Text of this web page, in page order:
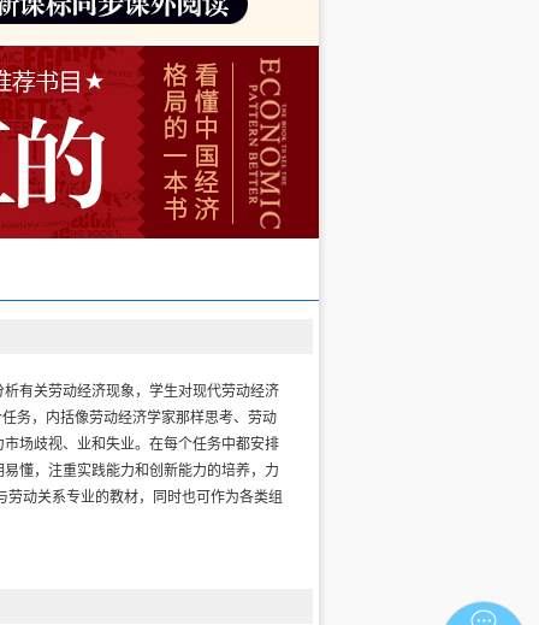
有关劳动经济现象，学生对现代劳动经济
务，内括像劳动经济学家那样思考、劳动
场歧视、业和失业。在每个任务中都安排
懂，注重实践能力和创新能力的培养，力
动关系专业的教材，同时也可作为各类组